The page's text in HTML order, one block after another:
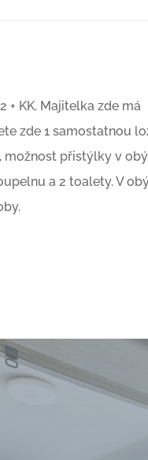
+ KK. Majitelka zde má
zde 1 samostatnou
možnost přistýlky v
a 2 toalety. V